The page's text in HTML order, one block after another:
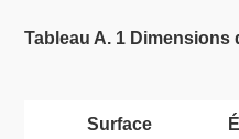
Tableau A. 1 Dimensions
Surface